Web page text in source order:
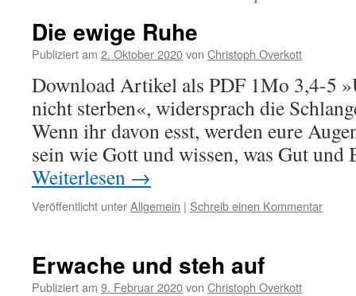
Die ewige Ruhe
Publiziert am 2. Oktober 2020von Christoph Overkott
Download Artikel als PDF 1Mo 3,4-5
nicht sterben«, widersprach die
Wenn ihr davon esst, werden eure
sein wie Gott und wissen, was Gut
Weiterlesen →
Veröffentlicht unterAllgemein | Schreib einen Kommentar
Erwache und steh auf
Publiziert am 9. Februar 2020von Christoph Overkott